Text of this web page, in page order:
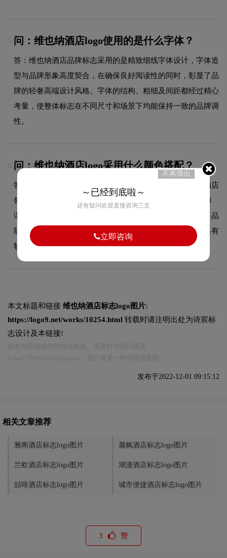
5. 问：维也纳酒店logo使用的是什么字体？
答：维也纳酒店品牌标志采用的是精致细线字体设计，字体造
型与品牌形象高度契合，在确保良好阅读性的同时，彰显了品
牌的轻奢高端设计风格。字体的结构、粗细及间距都经过精心
考量，使整体标志在不同尺寸和场景下均能保持一致的品牌调
性。
6. 问：维也纳酒店logo采用什么颜色搭配？
答：维也纳酒店品牌整体使用的色彩方案充分契合了其在酒店
领域的品牌定位，以双色搭配为主，主色与辅色既对比又和
谐，增强了品牌的现代感和时尚度。这种色彩选择既传递了品
牌的轻奢高端设计美学，又能有效吸引目标受众，使标志具有
较强的视觉辨识度。
本文标题和链接 维也纳酒店标志logo图片:
https://logo9.net/works/10254.html 转载时请注明出处为诗宸标
志设计及本链接!
发布于2022-12-01 09:15:12
相关文章推荐
雅阁酒店标志logo图片 麗枫酒店标志logo图片
兰欧酒店标志logo图片 潮漫酒店标志logo图片
喆啡酒店标志logo图片 城市便捷酒店标志logo图片
3 赞
不再弹出
～已经到底啦～
还有疑问欢迎直接咨询三文
立即咨询